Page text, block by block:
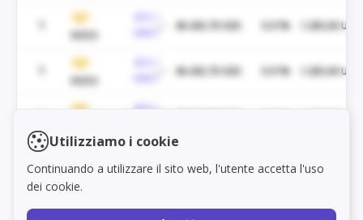
Utilizziamo i cookie
Continuando a utilizzare il sito web, l'utente accetta l'uso
dei cookie.
WEEX
48.430,70 USD 0.01% 1.285,06 USD
WEEX
48.430,70 USD 0.01% 1.285,06 USD
BTC /
WEEX
USDT
48.430,70 USD 0.01% 1.285,06 USD
1 48.430,70 USD 0.01% 1.285,06 USD